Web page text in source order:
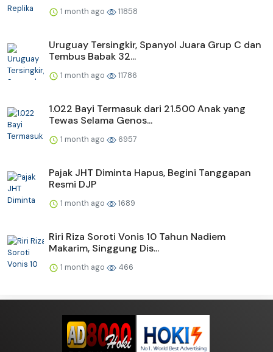
1 month ago 11858
Uruguay Tersingkir, Spanyol Juara Grup C dan
Tembus Babak 32...
1 month ago 11786
1.022 Bayi Termasuk dari 21.500 Anak yang
Tewas Selama Genos...
1 month ago 6957
Pajak JHT Diminta Hapus, Begini Tanggapan
Resmi DJP
1 month ago 1689
Riri Riza Soroti Vonis 10 Tahun Nadiem
Makarim, Singgung Dis...
1 month ago 466